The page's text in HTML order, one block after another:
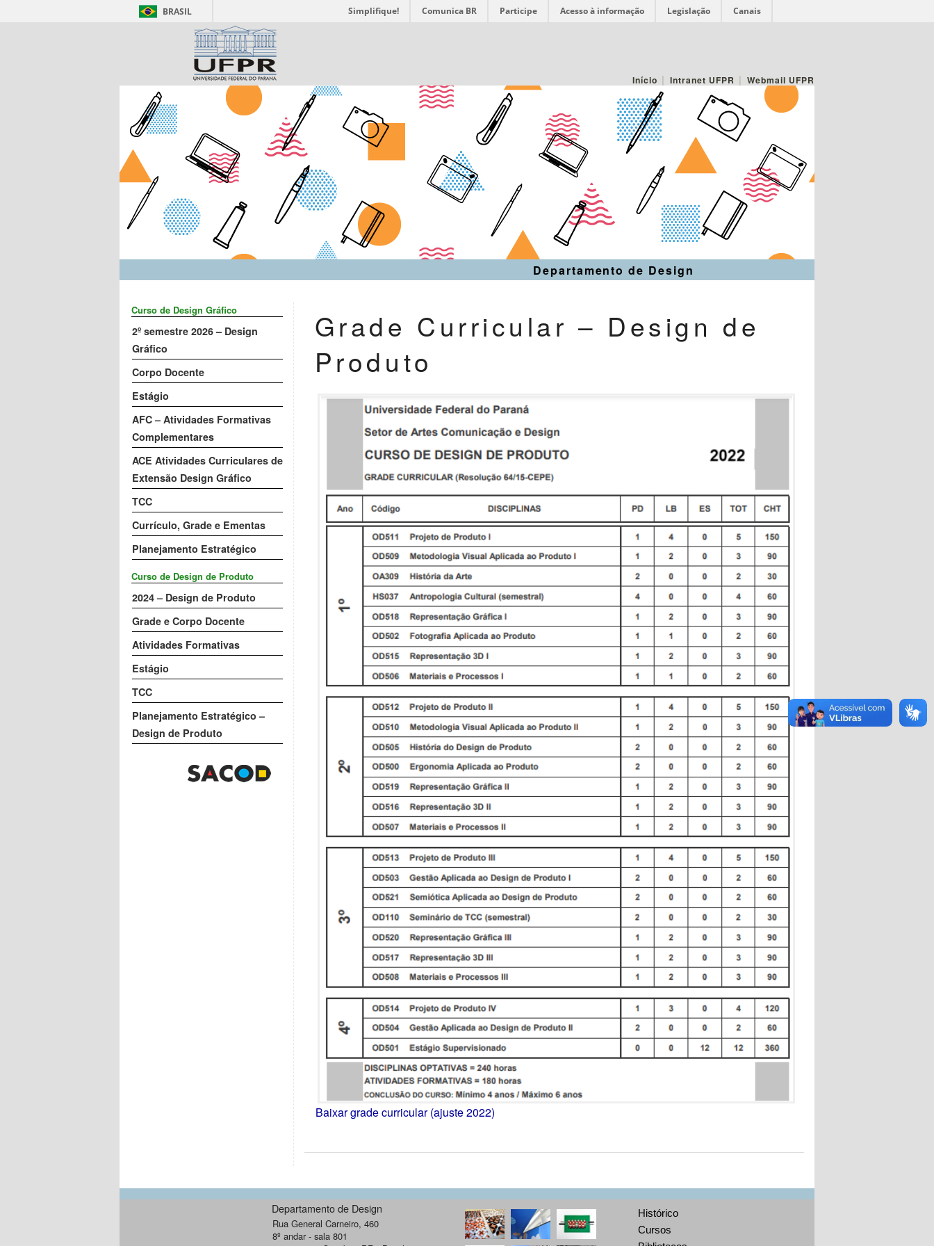
BRASIL Simplifique! Comunica BR Participe Acesso à informação Legislação Canais
Início | Intranet UFPR | Webmail UFPR
Departamento de Design
Curso de Design Gráfico
2º semestre 2026 – Design
Gráfico
Corpo Docente
Estágio
AFC – Atividades Formativas
Complementares
ACE Atividades Curriculares de
Extensão Design Gráfico
TCC
Currículo, Grade e Ementas
Planejamento Estratégico
Curso de Design de Produto
2024 – Design de Produto
Grade e Corpo Docente
Atividades Formativas
Estágio
TCC
Planejamento Estratégico –
Design de Produto
Grade Curricular – Design de
Produto
Baixar grade curricular (ajuste 2022)
Departamento de Design
Rua General Carneiro, 460
8º andar - sala 801
Histórico
Cursos